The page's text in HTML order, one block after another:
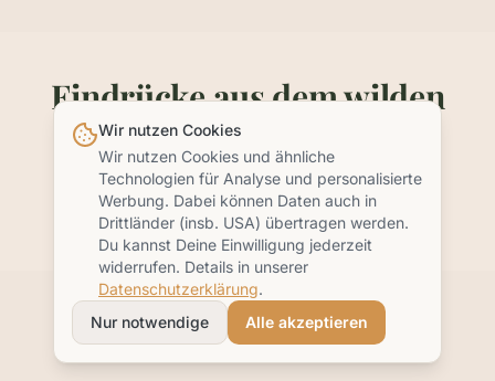
Eindrücke aus dem wilden
Westen Kanadas
Seekajaks auf dem Johnstone Strait vor Vancouver Island
← swipen für mehr →
Passt diese Reise zu Dir?
Wir nutzen Cookies
Wir nutzen Cookies und ähnliche
Technologien für Analyse und personalisierte
Werbung. Dabei können Daten auch in
Drittländer (insb. USA) übertragen werden.
Du kannst Deine Einwilligung jederzeit
widerrufen. Details in unserer
Datenschutzerklärung.
Nur notwendige
Alle akzeptieren